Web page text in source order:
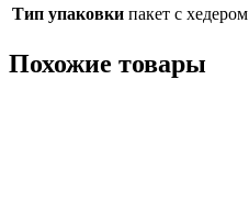
Тип упаковки пакет с хедером
Похожие товары